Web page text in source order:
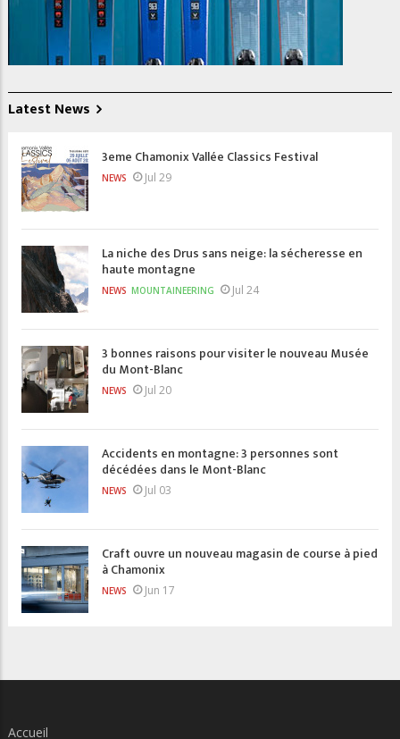
Latest News
3eme Chamonix Vallée Classics Festival
NEWS Jul 29
La niche des Drus sans neige: la sécheresse en
haute montagne
NEWS MOUNTAINEERING Jul 24
3 bonnes raisons pour visiter le nouveau Musée
du Mont-Blanc
NEWS Jul 20
Accidents en montagne: 3 personnes sont
décédées dans le Mont-Blanc
NEWS Jul 03
Craft ouvre un nouveau magasin de course à pied
à Chamonix
NEWS Jun 17
Accueil